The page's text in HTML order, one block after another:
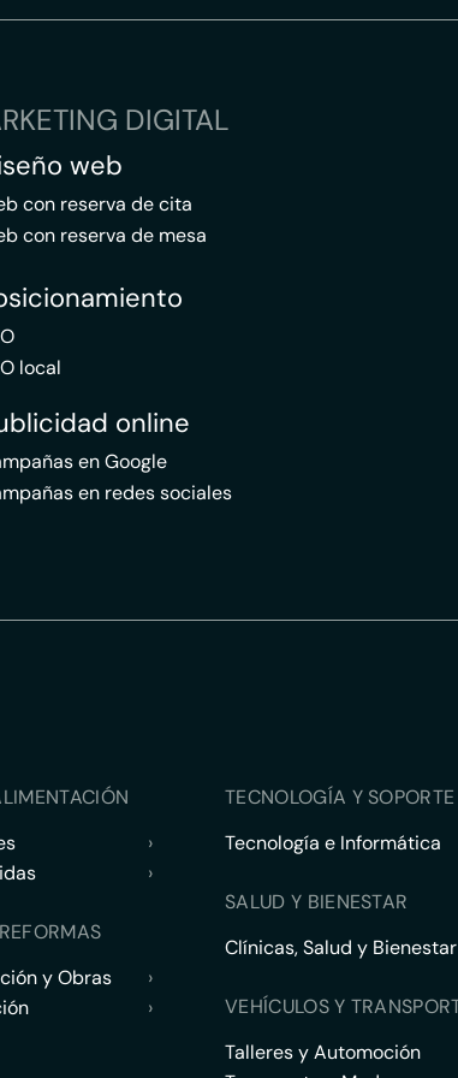
DIGITAL
web
con reserva de cita
con reserva de mesa
local
online
en Google
en redes sociales
›
›
y Obras
›
›
TECNOLOGÍA Y
Tecnología e Informática
SALUD Y BIENESTAR
Clínicas, Salud y Bienestar
VEHÍCULOS Y
Talleres y Automoción